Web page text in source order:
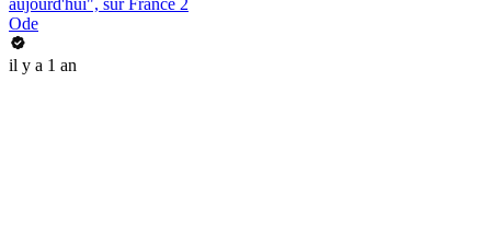
aujourd'hui", sur France 2
Ode
il y a 1 an